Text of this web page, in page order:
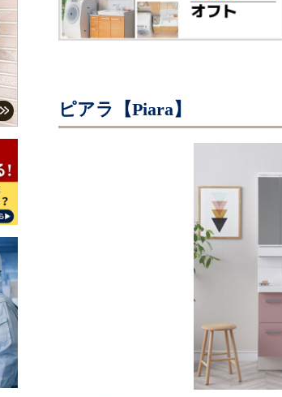
ピアラ【Piara】